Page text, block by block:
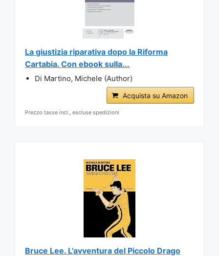
La giustizia riparativa dopo la Riforma
Cartabia. Con ebook sulla...
Di Martino, Michele (Author)
Acquista su Amazon
Prezzo tasse incl., escluse spedizioni
Bruce Lee. L'avventura del Piccolo Drago